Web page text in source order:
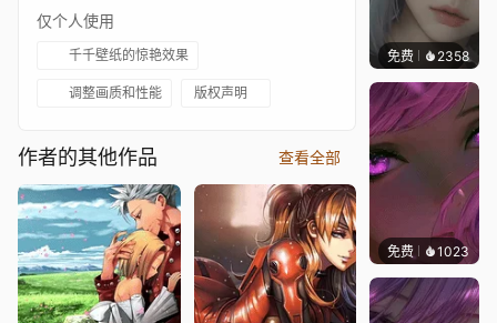
仅个人使用
千千壁纸的惊艳效果
调整画质和性能 版权声明
作者的其他作品 查看全部
免费 2358辰东
免费 1023辰东